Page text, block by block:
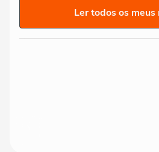
Ler todos os meus